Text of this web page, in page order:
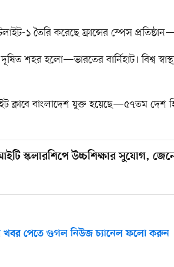
১ তৈরি করেছে ফ্রান্সের স্পেস
শহর হলো—ভারতের বার্নিহাট। বিশ্ব
ক্লাবে বাংলাদেশ যুক্ত হয়েছে—৫৭তম দেশ
স্কলারশিপে উচ্চশিক্ষার সুযোগ,
পেতে গুগল নিউজ চ্যানেল ফলো করুন